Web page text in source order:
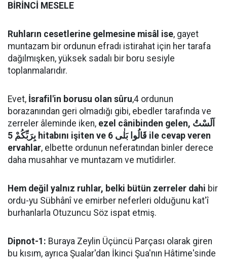
BİRİNCİ MESELE
Ruhların cesetlerine gelmesine misâl ise, gayet
muntazam bir ordunun efradı istirahat için her tarafa
dağılmışken, yüksek sadalı bir boru sesiyle
toplanmalarıdır.
Evet, İsrafil'in borusu olan sûru,4 ordunun
borazanından geri olmadığı gibi, ebedler tarafında ve
zerreler âleminde iken, ezel cânibinden gelen, اَلَسْتُ
بِرَبِّكُمْ 5 hitabını işiten ve قَالُوا بَلٰى 6 ile cevap veren
ervahlar, elbette ordunun neferatından binler derece
daha musahhar ve muntazam ve mutîdirler.
Hem değil yalnız ruhlar, belki bütün zerreler dahi bir
ordu-yu Sübhânî ve emirber neferleri olduğunu kat'î
burhanlarla Otuzuncu Söz ispat etmiş.
Dipnot-1: Buraya Zeylin Üçüncü Parçası olarak giren
bu kısım, ayrıca Şualar'dan İkinci Şua'nın Hâtime'sinde